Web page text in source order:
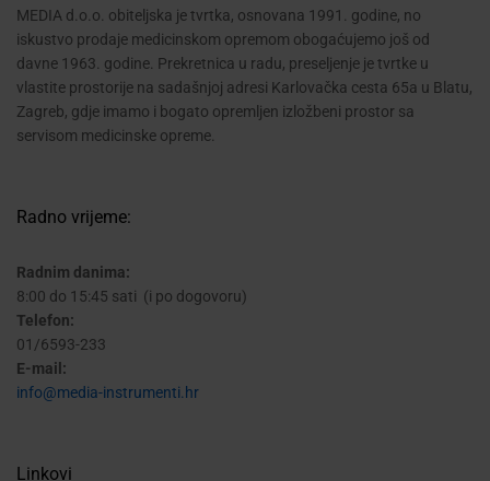
MEDIA d.o.o. obiteljska je tvrtka, osnovana 1991. godine, no
iskustvo prodaje medicinskom opremom obogaćujemo još od
davne 1963. godine. Prekretnica u radu, preseljenje je tvrtke u
vlastite prostorije na sadašnjoj adresi Karlovačka cesta 65a u Blatu,
Zagreb, gdje imamo i bogato opremljen izložbeni prostor sa
servisom medicinske opreme.
Radno vrijeme:
Radnim danima:
8:00 do 15:45 sati (i po dogovoru)
Telefon:
01/6593-233
E-mail:
info@media-instrumenti.hr
Linkovi